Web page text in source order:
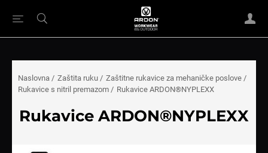
Naslovna / Zaštita ruku / Zaštitne rukavice za mehaničke poslove /
Rukavice s nitril premazom / Rukavice ARDON®NYPLEXX
Rukavice ARDON®NYPLEXX